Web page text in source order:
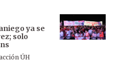
ya se
solo
ÚH